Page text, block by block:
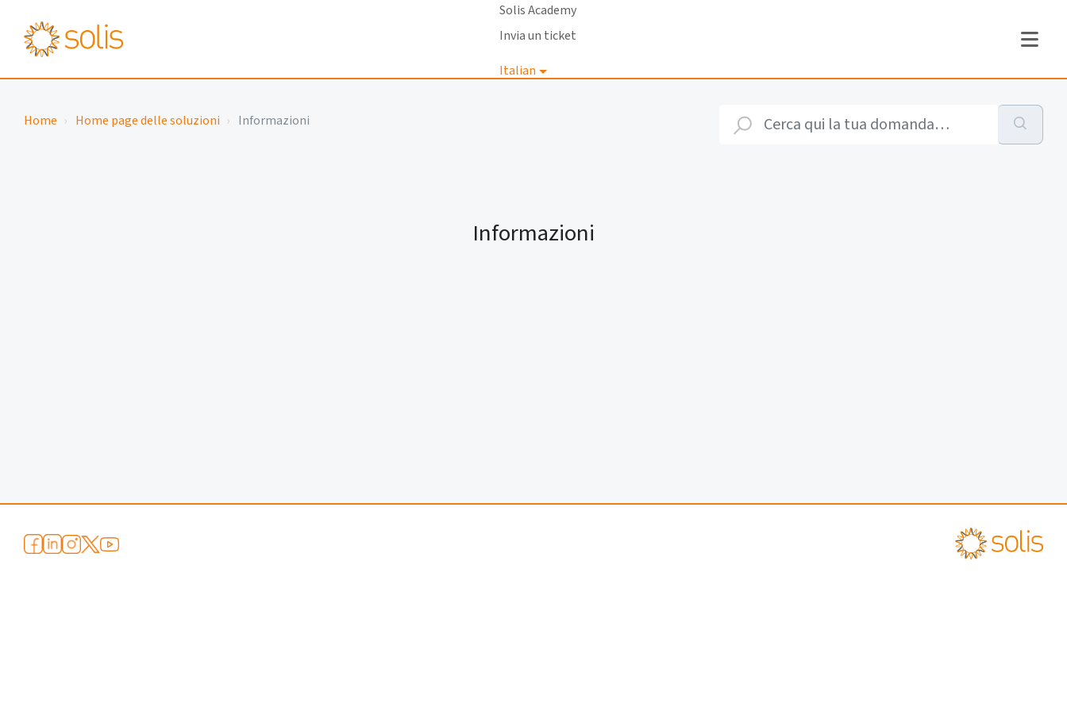
Solis Academy
Invia un ticket
Italian
Home Home page delle soluzioni Informazioni
Informazioni